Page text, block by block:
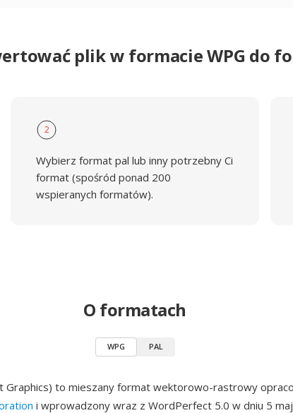
plik w formacie WPG do
2
Wybierz format pal lub inny potrzebny Ci
format (spośród ponad 200
wspieranych formatów).
O formatach
WPG PAL
Graphics) to mieszany format wektorowo-rastrowy
i wprowadzony wraz z WordPerfect 5.0 w dniu 5